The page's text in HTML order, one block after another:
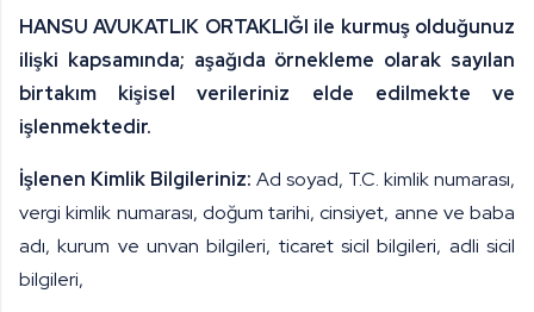
HANSU AVUKATLIK ORTAKLIĞI ile kurmuş olduğunuz
ilişki kapsamında; aşağıda örnekleme olarak sayılan
birtakım kişisel verileriniz elde edilmekte ve
işlenmektedir.
İşlenen Kimlik Bilgileriniz: Ad soyad, T.C. kimlik numarası,
vergi kimlik numarası, doğum tarihi, cinsiyet, anne ve baba
adı, kurum ve unvan bilgileri, ticaret sicil bilgileri, adli sicil
bilgileri,